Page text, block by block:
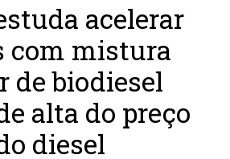
acelerar
com mistura
de biodiesel
alta do preço
diesel